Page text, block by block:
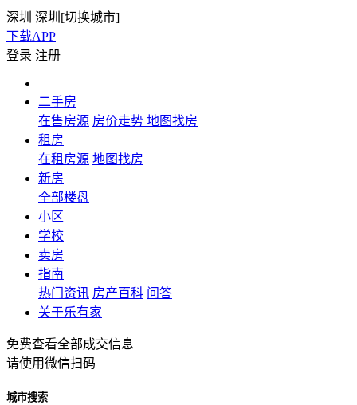
深圳 深圳[切换城市]
下载APP
登录 注册
二手房
在售房源 房价走势 地图找房
租房
在租房源 地图找房
新房
全部楼盘
小区
学校
卖房
指南
热门资讯 房产百科 问答
关于乐有家
免费查看全部成交信息
请使用微信扫码
城市搜索